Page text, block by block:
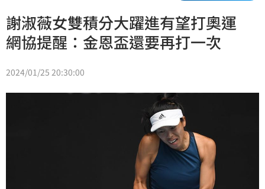
謝淑薇女雙積分大躍進有望打奧運
網協提醒：金恩盃還要再打一次
2024/01/25 20:30:00